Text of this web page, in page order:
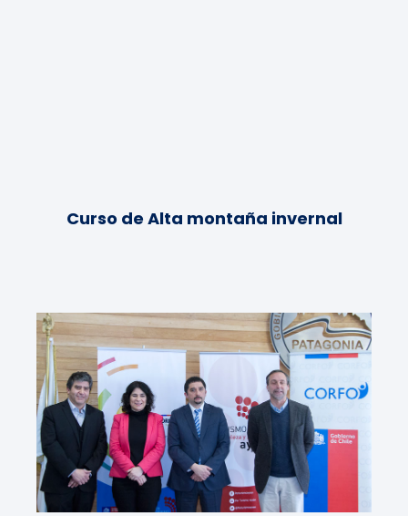
Curso de Alta montaña invernal